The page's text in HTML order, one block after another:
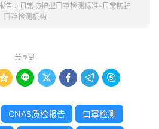
告 » 日常防护型口罩检测标准-日常防护
口罩检测机构
分享到
    
CNAS质检报告 口罩检测